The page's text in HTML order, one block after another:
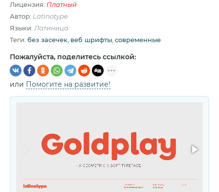
Лицензия: Платный
Автор: Latinotype
Языки: Латиница
Теги: без засечек веб шрифты современные
Пожалуйста, поделитесь ссылкой:
или Помогите на развитие!